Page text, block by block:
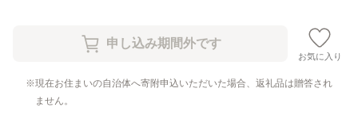
お気に入り
現在お住まいの自治体へ寄附申込いただいた場合、返礼品は贈答され
ません。